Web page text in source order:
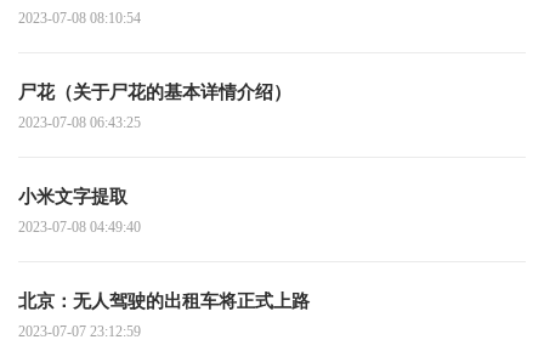
2023-07-08 08:10:54
尸花（关于尸花的基本详情介绍）
2023-07-08 06:43:25
小米文字提取
2023-07-08 04:49:40
北京：无人驾驶的出租车将正式上路
2023-07-07 23:12:59